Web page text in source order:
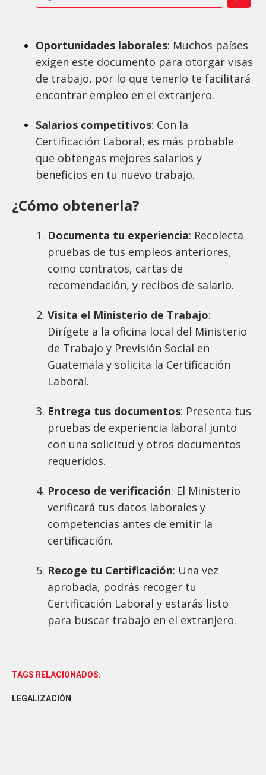
Oportunidades laborales: Muchos países
exigen este documento para otorgar visas
de trabajo, por lo que tenerlo te facilitará
encontrar empleo en el extranjero.
Salarios competitivos: Con la
Certificación Laboral, es más probable
que obtengas mejores salarios y
beneficios en tu nuevo trabajo.
¿Cómo obtenerla?
Documenta tu experiencia: Recolecta
pruebas de tus empleos anteriores,
como contratos, cartas de
recomendación, y recibos de salario.
Visita el Ministerio de Trabajo:
Dirígete a la oficina local del Ministerio
de Trabajo y Previsión Social en
Guatemala y solicita la Certificación
Laboral.
Entrega tus documentos: Presenta tus
pruebas de experiencia laboral junto
con una solicitud y otros documentos
requeridos.
Proceso de verificación: El Ministerio
verificará tus datos laborales y
competencias antes de emitir la
certificación.
Recoge tu Certificación: Una vez
aprobada, podrás recoger tu
Certificación Laboral y estarás listo
para buscar trabajo en el extranjero.
TAGS RELACIONADOS:
LEGALIZACIÓN